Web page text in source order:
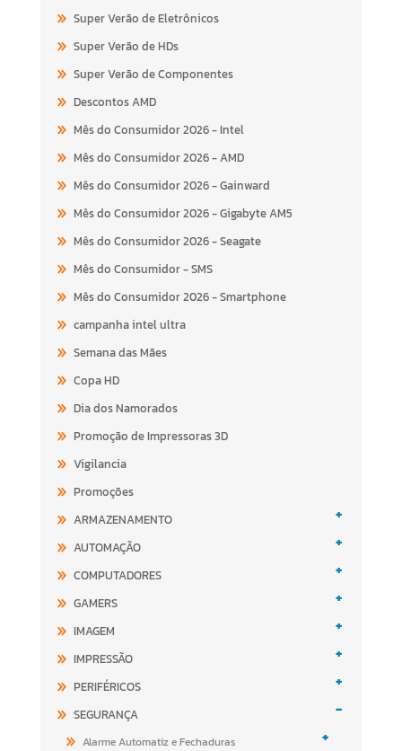
Super Verão de Eletrônicos
Super Verão de HDs
Super Verão de Componentes
Descontos AMD
Mês do Consumidor 2026 - Intel
Mês do Consumidor 2026 - AMD
Mês do Consumidor 2026 - Gainward
Mês do Consumidor 2026 - Gigabyte AM5
Mês do Consumidor 2026 - Seagate
Mês do Consumidor - SMS
Mês do Consumidor 2026 - Smartphone
campanha intel ultra
Semana das Mães
Copa HD
Dia dos Namorados
Promoção de Impressoras 3D
Vigilancia
Promoções
ARMAZENAMENTO
+
AUTOMAÇÃO +
COMPUTADORES +
GAMERS +
IMAGEM +
IMPRESSÃO +
PERIFÉRICOS +
SEGURANÇA -
Alarme Automatiz e Fechaduras +